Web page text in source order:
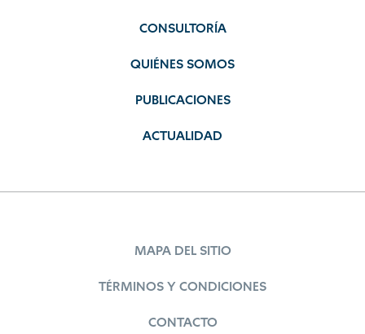
CONSULTORÍA
QUIÉNES SOMOS
PUBLICACIONES
ACTUALIDAD
MAPA DEL SITIO
TÉRMINOS Y CONDICIONES
CONTACTO